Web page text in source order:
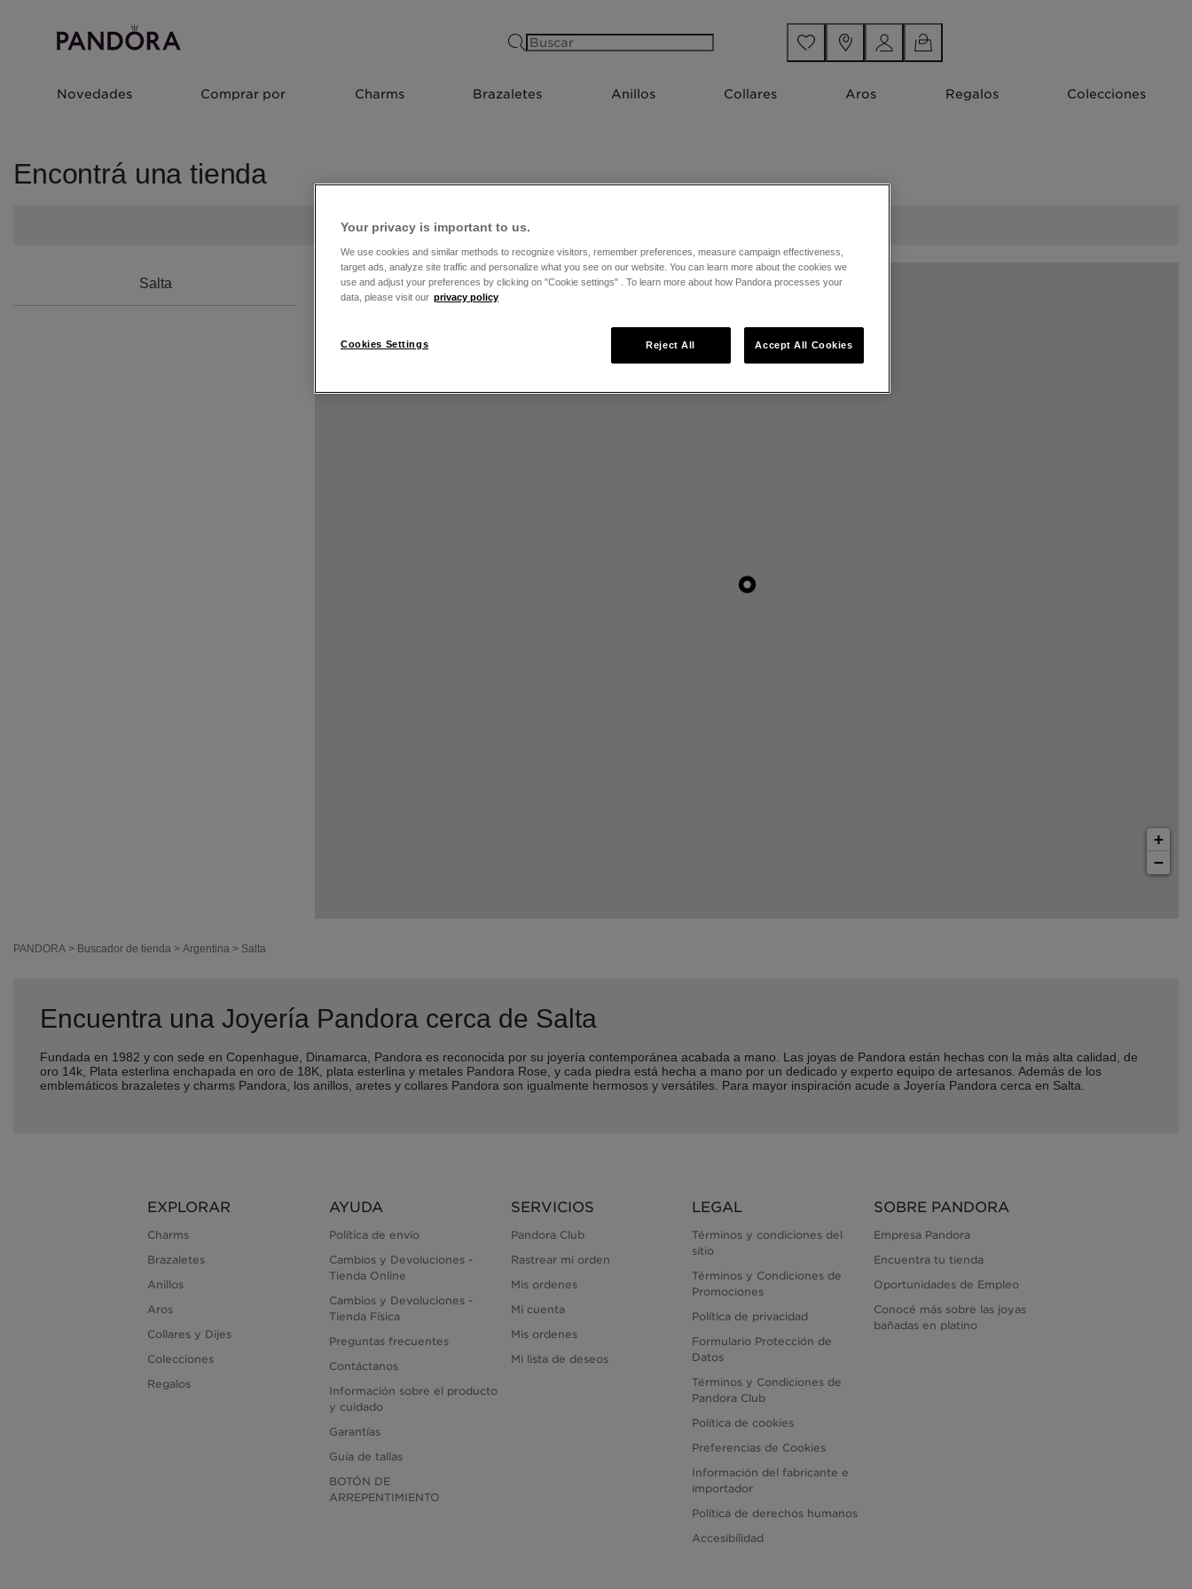
Novedades Comprar por Charms Brazaletes Anillos Collares Aros Regalos Colecciones
Encontrá una tienda
TIENDAS EN SALTA
Salta
+
−
PANDORA > Buscador de tienda > Argentina > Salta
Encuentra una Joyería Pandora cerca de Salta
Fundada en 1982 y con sede en Copenhague, Dinamarca, Pandora es reconocida por su joyería contemporánea acabada a mano. Las joyas de Pandora están hechas con la más alta calidad, de
oro 14k, Plata esterlina enchapada en oro de 18K, plata esterlina y metales Pandora Rose, y cada piedra está hecha a mano por un dedicado y experto equipo de artesanos. Además de los
emblemáticos brazaletes y charms Pandora, los anillos, aretes y collares Pandora son igualmente hermosos y versátiles. Para mayor inspiración acude a Joyería Pandora cerca en Salta.
EXPLORAR
Charms
Brazaletes
Anillos
Aros
Collares y Dijes
Colecciones
Regalos
AYUDA
Política de envío
Cambios y Devoluciones -
Tienda Online
Cambios y Devoluciones -
Tienda Física
Preguntas frecuentes
Contáctanos
Información sobre el producto
y cuidado
Garantías
Guía de tallas
BOTÓN DE
ARREPENTIMIENTO
SERVICIOS
Pandora Club
Rastrear mi orden
Mis ordenes
Mi cuenta
Mis ordenes
Mi lista de deseos
LEGAL
Términos y condiciones del
sitio
Términos y Condiciones de
Promociones
Política de privacidad
Formulario Protección de
Datos
Términos y Condiciones de
Pandora Club
Política de cookies
Preferencias de Cookies
Información del fabricante e
importador
Política de derechos humanos
Accesibilidad
SOBRE PANDORA
Empresa Pandora
Encuentra tu tienda
Oportunidades de Empleo
Conocé más sobre las joyas
bañadas en platino
Your privacy is important to us.
We use cookies and similar methods to recognize visitors, remember preferences, measure campaign effectiveness,
target ads, analyze site traffic and personalize what you see on our website. You can learn more about the cookies we
use and adjust your preferences by clicking on "Cookie settings" . To learn more about how Pandora processes your
data, please visit our privacy policy
Cookies Settings Reject All Accept All Cookies